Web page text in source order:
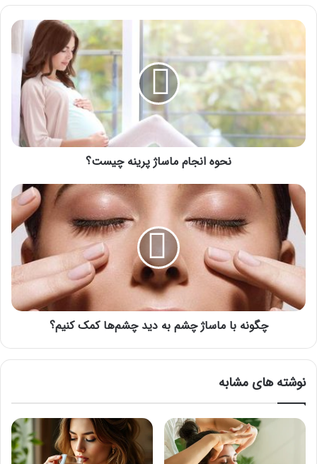
نحوه
ماساژ
چیست؟
نحوه انجام ماساژ پرینه چیست؟
چگونه
با
ماساژ
چشم
دید
چشم‌ها
کمک
کنیم؟
چگونه با ماساژ چشم به دید چشم‌ها کمک کنیم؟
نوشته های مشابه